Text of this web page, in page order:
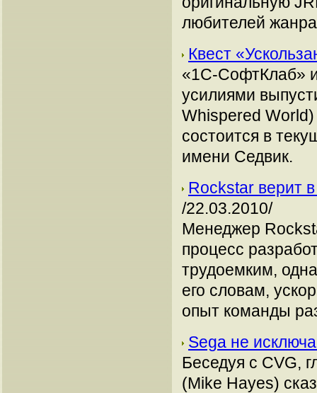
любителей
Квест
«1С-СофтКлаб»
усилиями
Whispered
состоится в
имени Седвик.
Rockstar верит
/22.03.2010/
Менеджер
процесс
трудоемким,
его словам,
опыт команды
Sega не
Беседуя с CVG,
(Mike Hayes)